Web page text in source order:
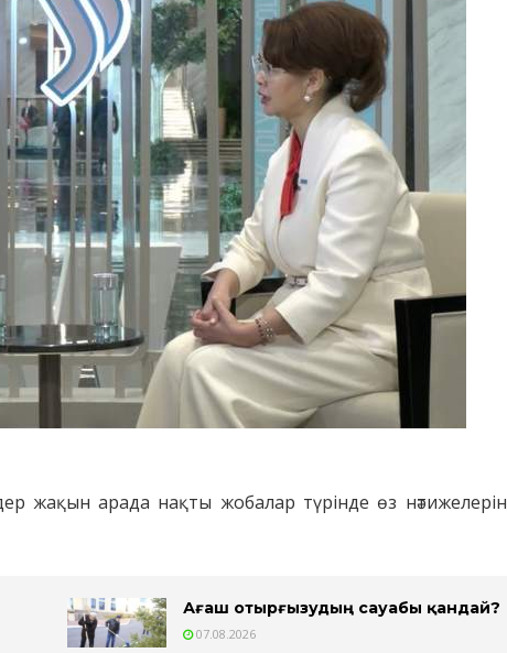
жақын арада нақты жобалар түрінде өз нәтижелерін
Ағаш отырғызудың сауабы қандай?
07.08.2026